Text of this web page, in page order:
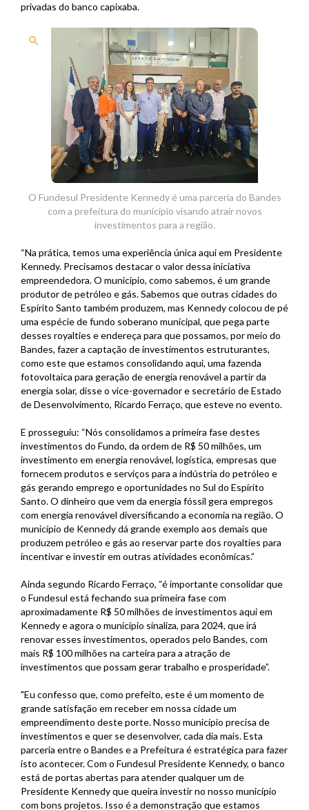
privadas do banco capixaba.
search
O Fundesul Presidente Kennedy é uma parceria do Bandes
com a prefeitura do município visando atrair novos
investimentos para a região.
“Na prática, temos uma experiência única aqui em Presidente
Kennedy. Precisamos destacar o valor dessa iniciativa
empreendedora. O município, como sabemos, é um grande
produtor de petróleo e gás. Sabemos que outras cidades do
Espírito Santo também produzem, mas Kennedy colocou de pé
uma espécie de fundo soberano municipal, que pega parte
desses royalties e endereça para que possamos, por meio do
Bandes, fazer a captação de investimentos estruturantes,
como este que estamos consolidando aqui, uma fazenda
fotovoltaica para geração de energia renovável a partir da
energia solar, disse o vice-governador e secretário de Estado
de Desenvolvimento, Ricardo Ferraço, que esteve no evento.
E prosseguiu: “Nós consolidamos a primeira fase destes
investimentos do Fundo, da ordem de R$ 50 milhões, um
investimento em energia renovável, logística, empresas que
fornecem produtos e serviços para a indústria do petróleo e
gás gerando emprego e oportunidades no Sul do Espírito
Santo. O dinheiro que vem da energia fóssil gera empregos
com energia renovável diversificando a economia na região. O
município de Kennedy dá grande exemplo aos demais que
produzem petróleo e gás ao reservar parte dos royalties para
incentivar e investir em outras atividades econômicas.”
Ainda segundo Ricardo Ferraço, “é importante consolidar que
o Fundesul está fechando sua primeira fase com
aproximadamente R$ 50 milhões de investimentos aqui em
Kennedy e agora o município sinaliza, para 2024, que irá
renovar esses investimentos, operados pelo Bandes, com
mais R$ 100 milhões na carteira para a atração de
investimentos que possam gerar trabalho e prosperidade”.
"Eu confesso que, como prefeito, este é um momento de
grande satisfação em receber em nossa cidade um
empreendimento deste porte. Nosso município precisa de
investimentos e quer se desenvolver, cada dia mais. Esta
parceria entre o Bandes e a Prefeitura é estratégica para fazer
isto acontecer. Com o Fundesul Presidente Kennedy, o banco
está de portas abertas para atender qualquer um de
Presidente Kennedy que queira investir no nosso município
com bons projetos. Isso é a demonstração que estamos